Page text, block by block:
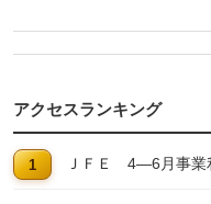
アクセスランキング
ＪＦＥ 4―6月事業